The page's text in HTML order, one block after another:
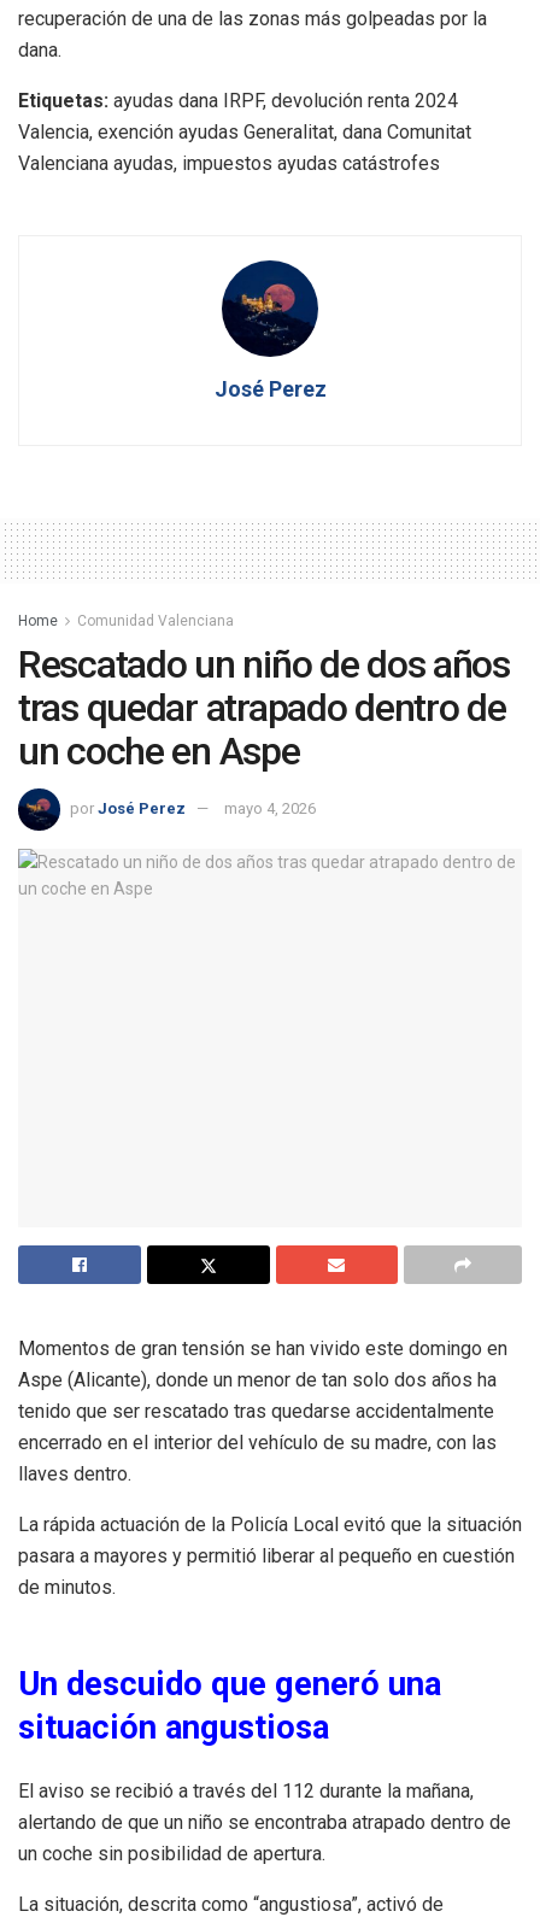
recuperación de una de las zonas más golpeadas por la
dana.
Etiquetas: ayudas dana IRPF, devolución renta 2024
Valencia, exención ayudas Generalitat, dana Comunitat
Valenciana ayudas, impuestos ayudas catástrofes
José Perez
Home Comunidad Valenciana
Rescatado un niño de dos años
tras quedar atrapado dentro de
un coche en Aspe
por José Perez mayo 4, 2026
Momentos de gran tensión se han vivido este domingo en
Aspe (Alicante), donde un menor de tan solo dos años ha
tenido que ser rescatado tras quedarse accidentalmente
encerrado en el interior del vehículo de su madre, con las
llaves dentro.
La rápida actuación de la Policía Local evitó que la situación
pasara a mayores y permitió liberar al pequeño en cuestión
de minutos.
Un descuido que generó una
situación angustiosa
El aviso se recibió a través del 112 durante la mañana,
alertando de que un niño se encontraba atrapado dentro de
un coche sin posibilidad de apertura.
La situación, descrita como “angustiosa”, activó de